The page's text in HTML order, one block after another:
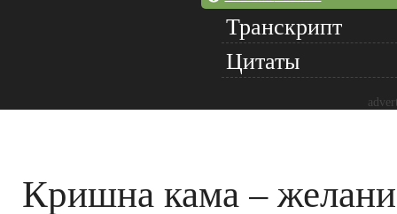
Транскрипт
Цитаты
Кришна кама –